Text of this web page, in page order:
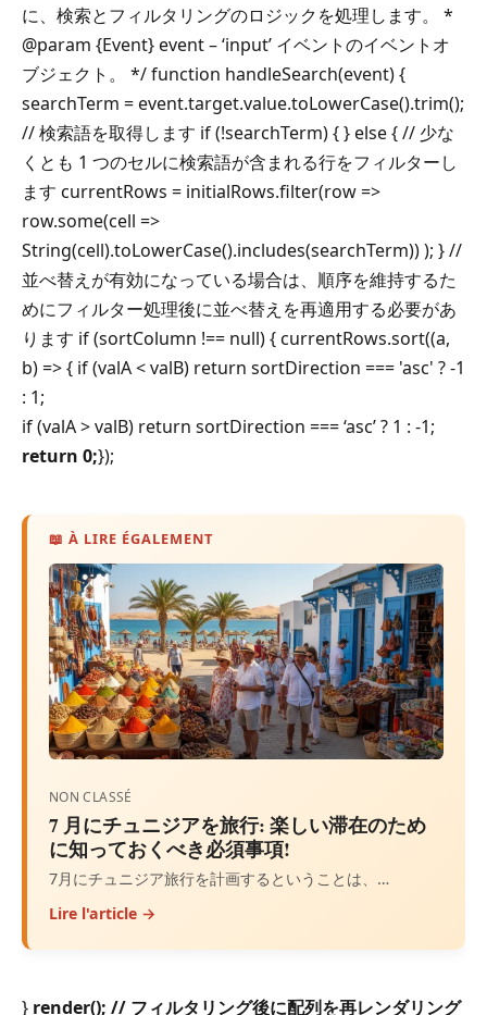
に、検索とフィルタリングのロジックを処理します。 *
@param {Event} event – ‘input’ イベントのイベントオ
ブジェクト。 */ function handleSearch(event) {
searchTerm = event.target.value.toLowerCase().trim();
// 検索語を取得します if (!searchTerm) { } else { // 少な
くとも 1 つのセルに検索語が含まれる行をフィルターし
ます currentRows = initialRows.filter(row =>
row.some(cell =>
String(cell).toLowerCase().includes(searchTerm)) ); } //
並べ替えが有効になっている場合は、順序を維持するた
めにフィルター処理後に並べ替えを再適用する必要があ
ります if (sortColumn !== null) { currentRows.sort((a,
b) => { if (valA < valB) return sortDirection === 'asc' ? -1
: 1;
if (valA > valB) return sortDirection === ‘asc’ ? 1 : -1;
return 0;});
📖 À LIRE ÉGALEMENT
NON CLASSÉ
7 月にチュニジアを旅行: 楽しい滞在のため
に知っておくべき必須事項!
7月にチュニジア旅行を計画するということは、…
Lire l'article →
} render(); // フィルタリング後に配列を再レンダリング